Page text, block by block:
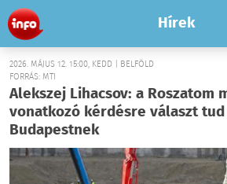
Hírek
2026. MÁJUS 12. 15:00, KEDD | BELFÖLD
FORRÁS: MTI
Alekszej Lihacsov: a Roszatom
vonatkozó kérdésre választ
Budapestnek